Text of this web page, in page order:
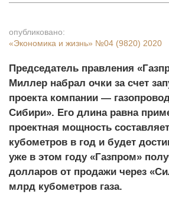
опубликовано:
«Экономика и жизнь» №04 (9820) 2020
Председатель правления
Миллер набрал очки за счет
проекта компании —
Сибири». Его длина равна
проектная мощность
кубометров в год и будет
уже в этом году «Газпром»
долларов от продажи через
млрд кубометров газа.